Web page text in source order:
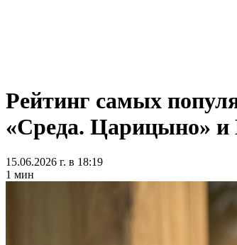
Рейтинг самых
«Среда. Царицыно»
1 мин